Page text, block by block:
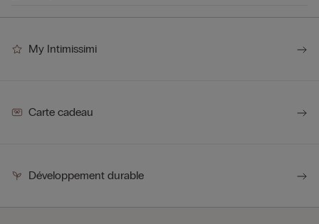
My Intimissimi
Carte cadeau
Développement durable